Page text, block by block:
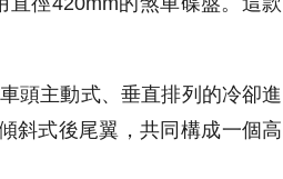
頭主動式、垂直排列的冷卻進
斜式後尾翼，共同構成一個高